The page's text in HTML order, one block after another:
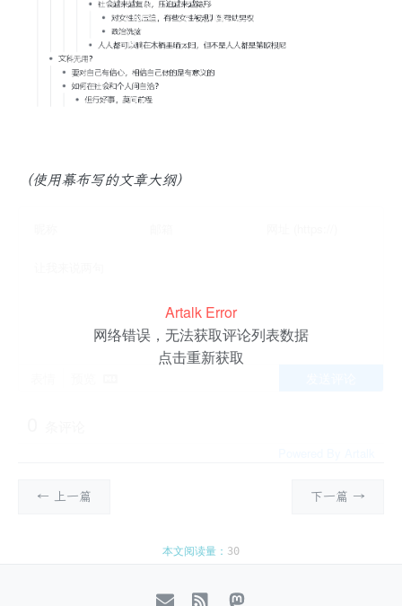
（使用幕布写的文章大纲）
Artalk Error
网络错误，无法获取评论列表数据
点击重新获取
← 上一篇 下一篇 →
本文阅读量： 30